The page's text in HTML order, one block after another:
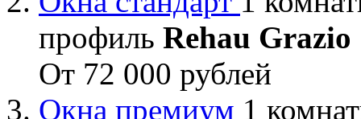
профиль Rehau Grazio
От 72 000 рублей
Окна премиум 1